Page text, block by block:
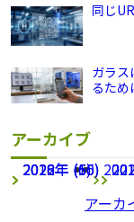
同じ
ガラス
るため
アーカイブ
2026年 (65)
2022年 (1)
2018年 (50)
アーカ